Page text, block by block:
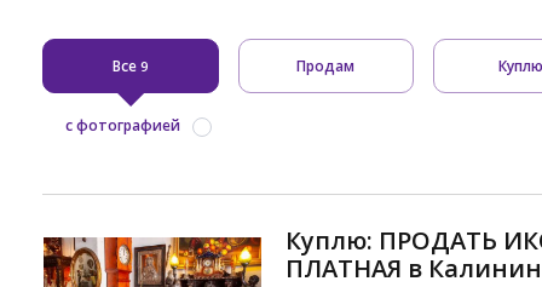
Все9 Продам
с фотографией
Куплю: ПРОДАТЬ
ПЛАТНАЯ в